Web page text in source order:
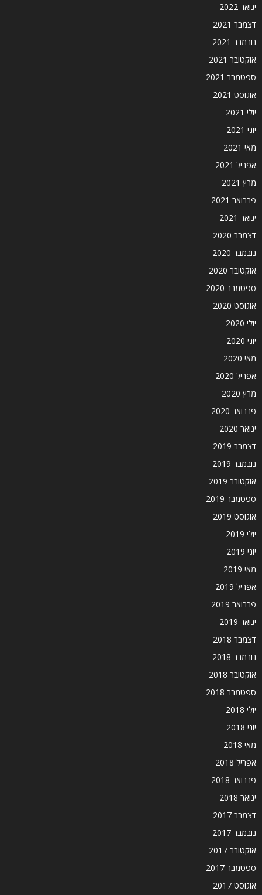
ינואר 2022
דצמבר 2021
נובמבר 2021
אוקטובר 2021
ספטמבר 2021
אוגוסט 2021
יולי 2021
יוני 2021
מאי 2021
אפריל 2021
מרץ 2021
פברואר 2021
ינואר 2021
דצמבר 2020
נובמבר 2020
אוקטובר 2020
ספטמבר 2020
אוגוסט 2020
יולי 2020
יוני 2020
מאי 2020
אפריל 2020
מרץ 2020
פברואר 2020
ינואר 2020
דצמבר 2019
נובמבר 2019
אוקטובר 2019
ספטמבר 2019
אוגוסט 2019
יולי 2019
יוני 2019
מאי 2019
אפריל 2019
פברואר 2019
ינואר 2019
דצמבר 2018
נובמבר 2018
אוקטובר 2018
ספטמבר 2018
יולי 2018
יוני 2018
מאי 2018
אפריל 2018
פברואר 2018
ינואר 2018
דצמבר 2017
נובמבר 2017
אוקטובר 2017
ספטמבר 2017
אוגוסט 2017